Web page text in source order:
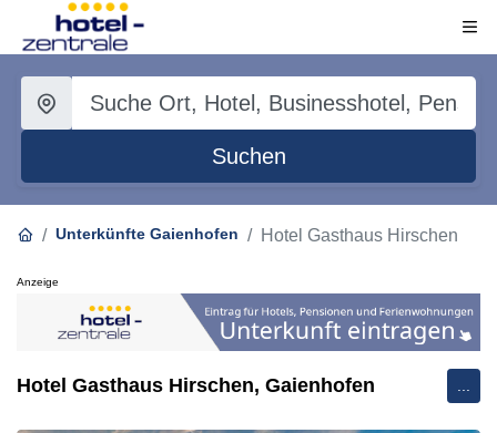
Suchen
Unterkünfte Gaienhofen Hotel Gasthaus Hirschen
Anzeige
Hotel Gasthaus Hirschen, Gaienhofen